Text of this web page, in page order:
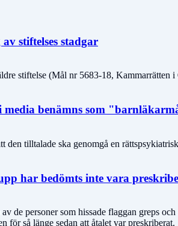
stiftelses stadgar
stiftelse (Mål nr 5683-18, Kammarrätten
benämns som
tilltalade ska genomgå en
har bedömts inte vara
de personer som hissade flaggan greps
för så länge sedan att åtalet var preskriberat.